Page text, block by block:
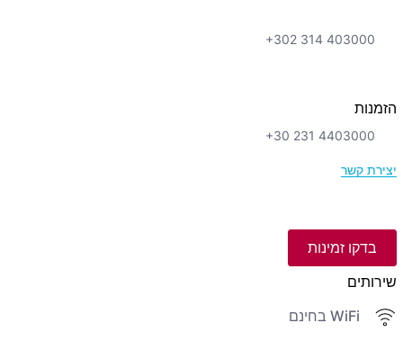
+302 314 403000
הזמנות
+30 231 4403000
יצירת קשר
בדקו זמינות
שירותים
WiFi בחינם